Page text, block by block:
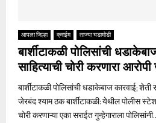
आपला जिल्हा क्राईम ताज्या घडामोडी
बार्शीटाकळी पोलिसांची
साहित्याची चोरी करणारा
बार्शीटाकळी पोलिसांची धडाकेबाज कारवाई; शेती
जेरबंद श्याम ठक बार्शीटाकळी: येथील पोलीस
चोरी करणाऱ्या एका सराईत गुन्हेगाराला